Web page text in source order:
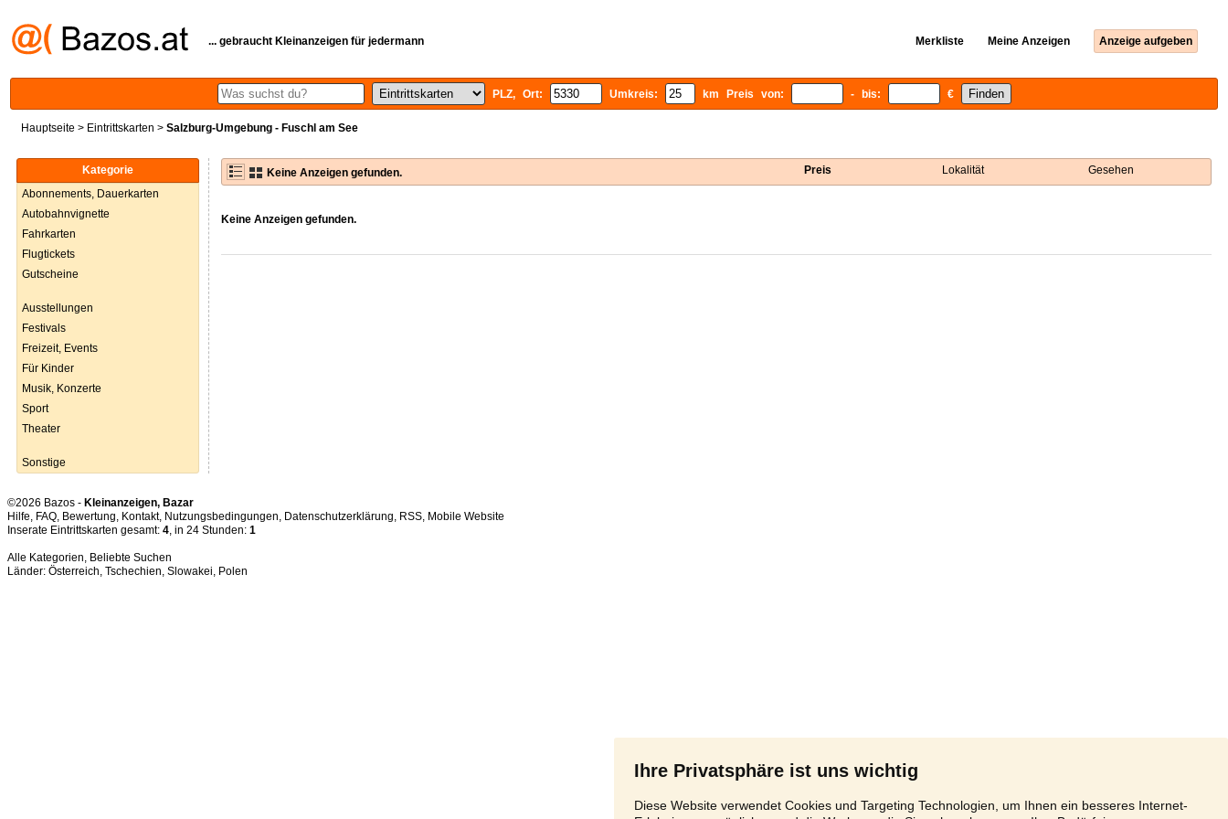
Ihre Privatsphäre ist uns wichtig
Diese Website verwendet Cookies und Targeting Technologien, um Ihnen ein besseres Internet-
... gebraucht Kleinanzeigen für jedermann Merkliste Meine Anzeigen Anzeige aufgeben
PLZ, Ort: Umkreis: km Preis von: - bis: €
Hauptseite > Eintrittskarten > Salzburg-Umgebung - Fuschl am See
Kategorie
Abonnements, Dauerkarten
Autobahnvignette
Fahrkarten
Flugtickets
Gutscheine
Ausstellungen
Festivals
Freizeit, Events
Für Kinder
Musik, Konzerte
Sport
Theater
Sonstige
Keine Anzeigen gefunden. Preis Lokalität Gesehen
Keine Anzeigen gefunden.
©2026 Bazos - Kleinanzeigen, Bazar
Hilfe, FAQ, Bewertung, Kontakt, Nutzungsbedingungen, Datenschutzerklärung, RSS,
Inserate Eintrittskarten gesamt: 4, in 24 Stunden: 1
Alle Kategorien, Beliebte Suchen
Länder: Österreich, Tschechien, Slowakei, Polen